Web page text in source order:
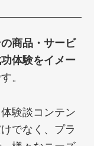
商品・サービ
体験をイメー
。
験談コンテン
でなく、プラ